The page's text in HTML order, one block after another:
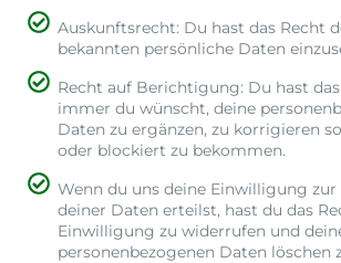
Auskunftsrecht: Du hast das Recht
bekannten persönliche Daten
Recht auf Berichtigung: Du hast
immer du wünscht, deine
Daten zu ergänzen, zu korrigieren
oder blockiert zu bekommen.
Wenn du uns deine Einwilligung zur
deiner Daten erteilst, hast du das
Einwilligung zu widerrufen und
personenbezogenen Daten löschen